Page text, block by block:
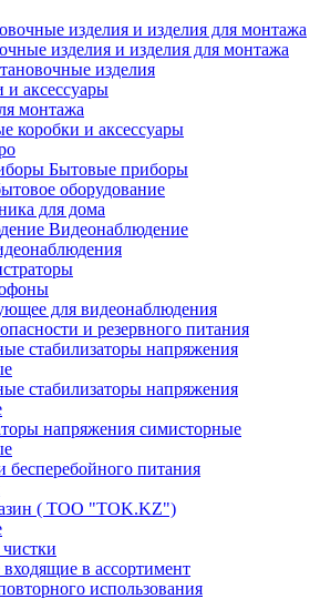
изделия и изделия для монтажа
изделия
аксессуары
монтажа
коробки и аксессуары
Бытовые приборы
оборудование
для дома
Видеонаблюдение
для видеонаблюдения
и резервного питания
стабилизаторы напряжения
стабилизаторы напряжения
напряжения симисторные
бесперебойного питания
( ТОО "TOK.KZ")
в ассортимент
использования